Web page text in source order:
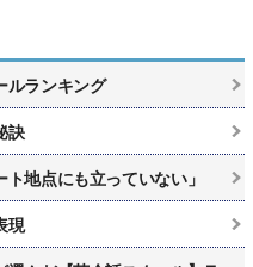
ランキング
訣
地点にも立っていない」
現